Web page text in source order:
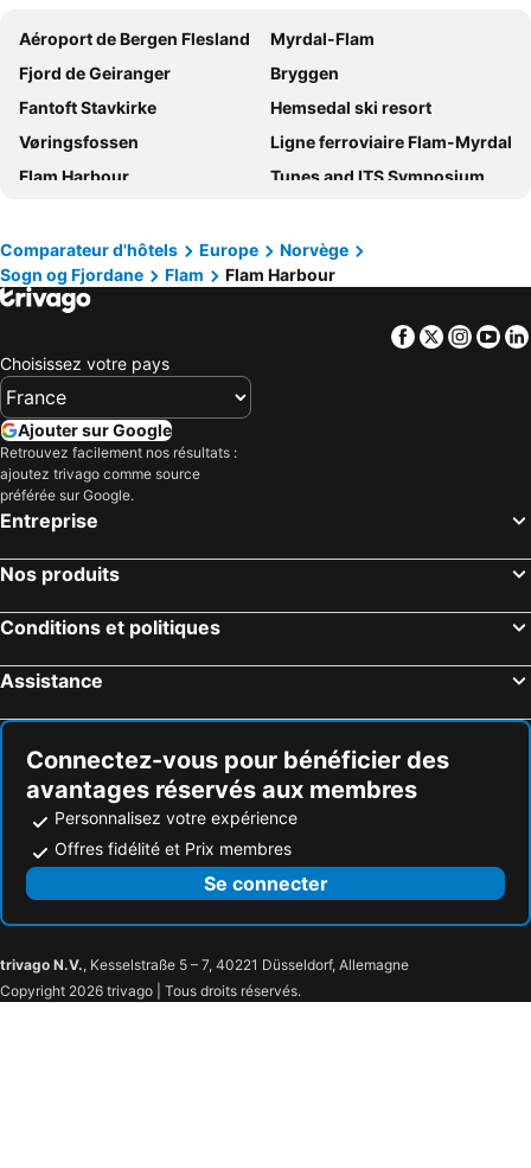
Aéroport de Bergen Flesland
Myrdal-Flam
Fjord de Geiranger
Bryggen
Fantoft Stavkirke
Hemsedal ski resort
Vøringsfossen
Ligne ferroviaire Flam-Myrdal
Flam Harbour
Tunes and ITS Symposium
Lillehammer Train Station
Hafjell Resort
Old Bergen
Bergens-Expressen
7th Competition Law and Economics European Network Workhop
Hurtigruteterminalen
Ålesund Airport
Gol Ski Resort
Nordic Congress of Radiology and Radiography 2013
Alesund Havn
Aurlandsdalen
Sogndal Airport
Inner Hardangerfjord
Sognefjordvegen
Skarverennet
Briksdalsbre
Briksdal
OCEAN 2013: The world's leading professional association for the advancement of technology
Vrådal Panorama Ski Centre
The 5th Biennial Petroleum Geology Conference
Flydalsjuvet
Florø Airport
Hellesyltfossen
Ørsta–Volda Airport, Hovden
Heggen Kirke
Golsfjellet
Comparateur d'hôtels Europe
Norvège
Sogn og Fjordane
Flam Flam Harbour
Facebook
Twitter
Choisissez votre pays
Ajouter sur Google
Retrouvez facilement nos résultats :
ajoutez trivago comme source
préférée sur Google.
Entreprise
Nos produits
Conditions et politiques
Assistance
Connectez-vous pour bénéficier des
avantages réservés aux membres
Personnalisez votre expérience
Offres fidélité et Prix membres
Se connecter
trivago N.V., Kesselstraße 5 – 7, 40221 Düsseldorf, Allemagne
Copyright 2026 trivago | Tous droits réservés.